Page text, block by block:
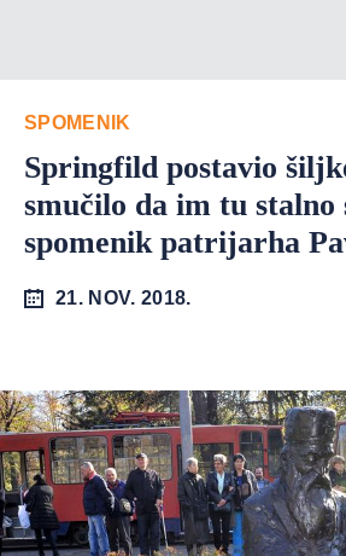
SPOMENIK
Springfild postavio
smučilo da im tu stalno
spomenik patrijarha
21. NOV. 2018.